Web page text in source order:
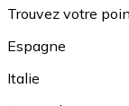
Trouvez votre
Espagne
Italie